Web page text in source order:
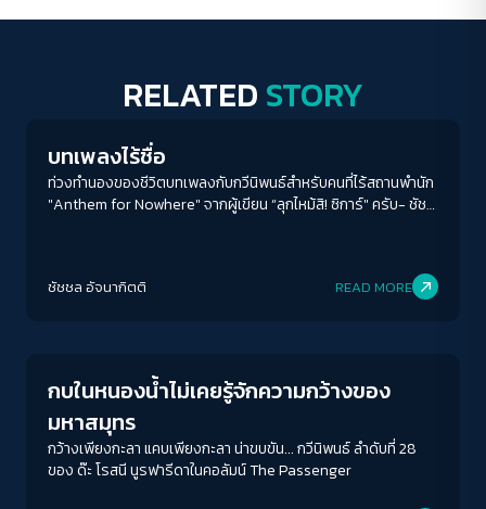
RELATED STORY
บทเพลงไร้ชื่อ
ท่วงทำนองของชีวิตบทเพลงกับกวีนิพนธ์สำหรับคนที่ไร้สถานพำนัก
"Anthem for Nowhere" จากผู้เขียน “ลุกไหม้สิ! ซิการ์" ครับ- ชัช
ชัชชล อัจนากิตติ READ MORE
กบในหนองน้ำไม่เคยรู้จักความกว้างของ
มหาสมุทร
กว้างเพียงกะลา แคบเพียงกะลา น่าขบขัน... กวีนิพนธ์ ลำดับที่ 28
ของ ด๊ะ โรสนี นูรฟารีดาในคอลัมน์ The Passenger